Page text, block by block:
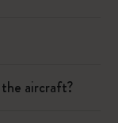
the aircraft?